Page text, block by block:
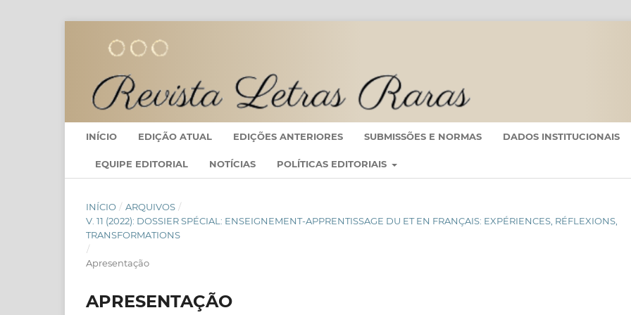
INÍCIO EDIÇÃO ATUAL EDIÇÕES ANTERIORES SUBMISSÕES E NORMAS DADOS INSTITUCIONAIS
EQUIPE EDITORIAL NOTÍCIAS POLÍTICAS EDITORIAIS
INÍCIO / ARQUIVOS /
V. 11 (2022): DOSSIER SPÉCIAL: ENSEIGNEMENT-APPRENTISSAGE DU ET EN FRANÇAIS: EXPÉRIENCES, RÉFLEXIONS,
TRANSFORMATIONS
/
Apresentação
APRESENTAÇÃO